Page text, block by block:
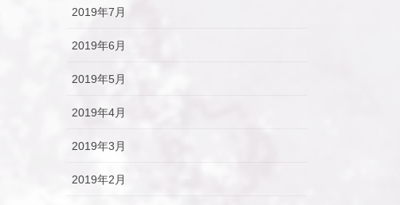
2019年7月
2019年6月
2019年5月
2019年4月
2019年3月
2019年2月